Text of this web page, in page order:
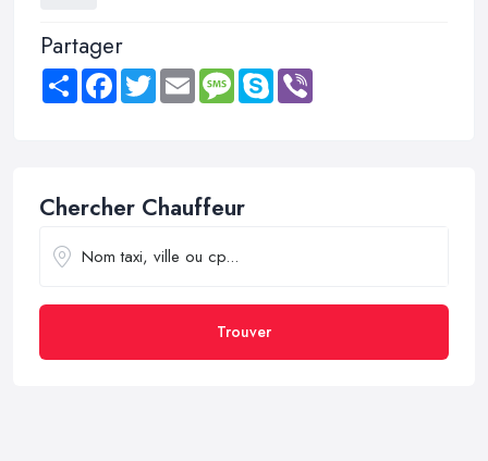
Partager
Share FacebookTwitter Email MessageSkype
Chercher Chauffeur
Trouver